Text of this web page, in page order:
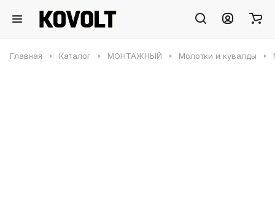
Главная Каталог МОНТАЖНЫЙ Молотки и кувалды